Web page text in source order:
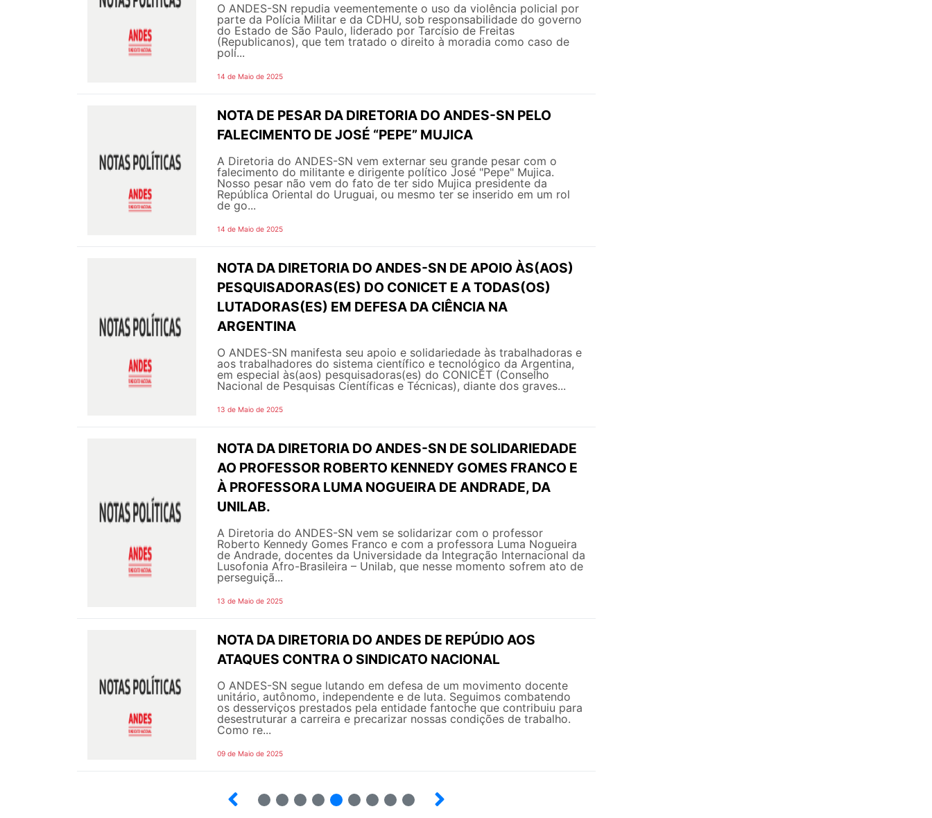
O ANDES-SN repudia veementemente o uso da violência policial por
parte da Polícia Militar e da CDHU, sob responsabilidade do governo
do Estado de São Paulo, liderado por Tarcísio de Freitas
(Republicanos), que tem tratado o direito à moradia como caso de
polí...
14 de Maio de 2025
NOTA DE PESAR DA DIRETORIA DO ANDES-SN PELO
FALECIMENTO DE JOSÉ “PEPE” MUJICA
A Diretoria do ANDES-SN vem externar seu grande pesar com o
falecimento do militante e dirigente político José "Pepe" Mujica.
Nosso pesar não vem do fato de ter sido Mujica presidente da
República Oriental do Uruguai, ou mesmo ter se inserido em um rol
de go...
14 de Maio de 2025
NOTA DA DIRETORIA DO ANDES-SN DE APOIO ÀS(AOS)
PESQUISADORAS(ES) DO CONICET E A TODAS(OS)
LUTADORAS(ES) EM DEFESA DA CIÊNCIA NA
ARGENTINA
O ANDES-SN manifesta seu apoio e solidariedade às trabalhadoras e
aos trabalhadores do sistema científico e tecnológico da Argentina,
em especial às(aos) pesquisadoras(es) do CONICET (Conselho
Nacional de Pesquisas Científicas e Técnicas), diante dos graves...
13 de Maio de 2025
NOTA DA DIRETORIA DO ANDES-SN DE SOLIDARIEDADE
AO PROFESSOR ROBERTO KENNEDY GOMES FRANCO E
À PROFESSORA LUMA NOGUEIRA DE ANDRADE, DA
UNILAB.
A Diretoria do ANDES-SN vem se solidarizar com o professor
Roberto Kennedy Gomes Franco e com a professora Luma Nogueira
de Andrade, docentes da Universidade da Integração Internacional da
Lusofonia Afro-Brasileira – Unilab, que nesse momento sofrem ato de
perseguiçã...
13 de Maio de 2025
NOTA DA DIRETORIA DO ANDES DE REPÚDIO AOS
ATAQUES CONTRA O SINDICATO NACIONAL
O ANDES-SN segue lutando em defesa de um movimento docente
unitário, autônomo, independente e de luta. Seguimos combatendo
os desserviços prestados pela entidade fantoche que contribuiu para
desestruturar a carreira e precarizar nossas condições de trabalho.
Como re...
09 de Maio de 2025